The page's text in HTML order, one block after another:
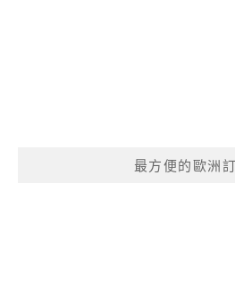
最方便的歐洲